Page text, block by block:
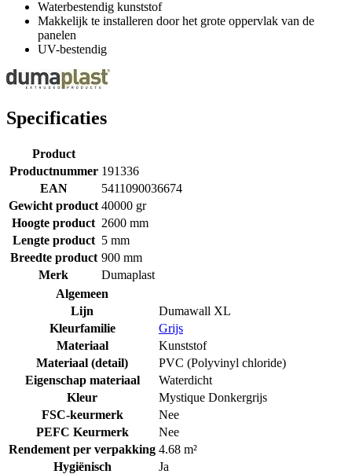
Waterbestendig kunststof
Makkelijk te installeren door het grote oppervlak van de
panelen
UV-bestendig
Specificaties
Product
Productnummer 191336
EAN
5411090036674
Gewicht product 40000 gr
Hoogte product 2600 mm
Lengte product 5 mm
Breedte product 900 mm
Merk
Dumaplast
Algemeen
Lijn
Dumawall XL
Kleurfamilie
Grijs
Materiaal
Kunststof
Materiaal (detail)
PVC (Polyvinyl chloride)
Eigenschap materiaal
Waterdicht
Kleur
Mystique Donkergrijs
FSC-keurmerk
Nee
PEFC Keurmerk
Nee
Rendement per verpakking 4.68 m²
Hygiënisch
Ja